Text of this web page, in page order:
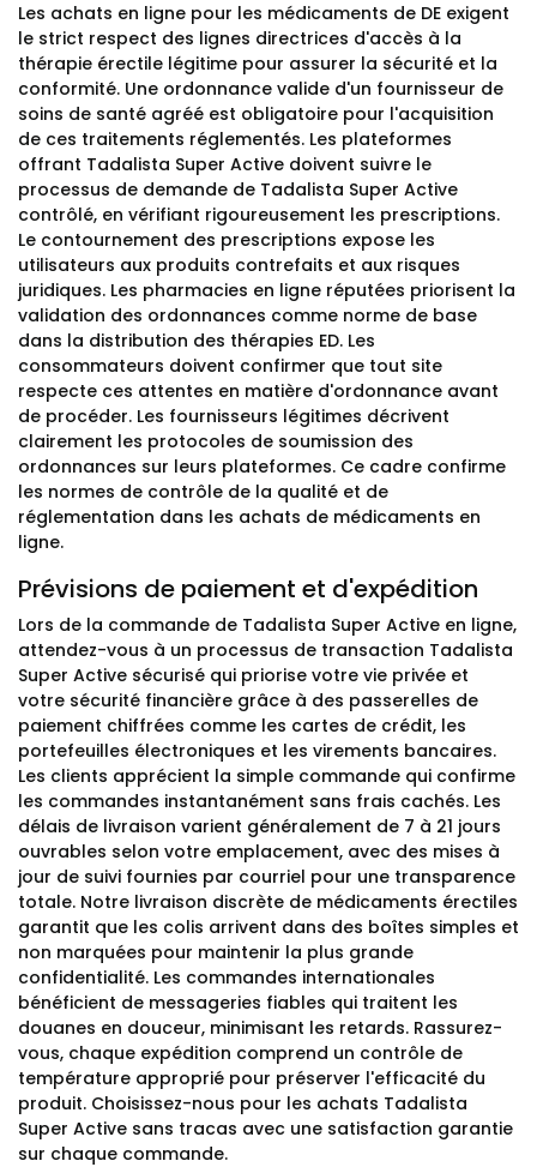
Les achats en ligne pour les médicaments de DE exigent
le strict respect des lignes directrices d'accès à la
thérapie érectile légitime pour assurer la sécurité et la
conformité. Une ordonnance valide d'un fournisseur de
soins de santé agréé est obligatoire pour l'acquisition
de ces traitements réglementés. Les plateformes
offrant Tadalista Super Active doivent suivre le
processus de demande de Tadalista Super Active
contrôlé, en vérifiant rigoureusement les prescriptions.
Le contournement des prescriptions expose les
utilisateurs aux produits contrefaits et aux risques
juridiques. Les pharmacies en ligne réputées priorisent la
validation des ordonnances comme norme de base
dans la distribution des thérapies ED. Les
consommateurs doivent confirmer que tout site
respecte ces attentes en matière d'ordonnance avant
de procéder. Les fournisseurs légitimes décrivent
clairement les protocoles de soumission des
ordonnances sur leurs plateformes. Ce cadre confirme
les normes de contrôle de la qualité et de
réglementation dans les achats de médicaments en
ligne.
Prévisions de paiement et d'expédition
Lors de la commande de Tadalista Super Active en ligne,
attendez-vous à un processus de transaction Tadalista
Super Active sécurisé qui priorise votre vie privée et
votre sécurité financière grâce à des passerelles de
paiement chiffrées comme les cartes de crédit, les
portefeuilles électroniques et les virements bancaires.
Les clients apprécient la simple commande qui confirme
les commandes instantanément sans frais cachés. Les
délais de livraison varient généralement de 7 à 21 jours
ouvrables selon votre emplacement, avec des mises à
jour de suivi fournies par courriel pour une transparence
totale. Notre livraison discrète de médicaments érectiles
garantit que les colis arrivent dans des boîtes simples et
non marquées pour maintenir la plus grande
confidentialité. Les commandes internationales
bénéficient de messageries fiables qui traitent les
douanes en douceur, minimisant les retards. Rassurez-
vous, chaque expédition comprend un contrôle de
température approprié pour préserver l'efficacité du
produit. Choisissez-nous pour les achats Tadalista
Super Active sans tracas avec une satisfaction garantie
sur chaque commande.